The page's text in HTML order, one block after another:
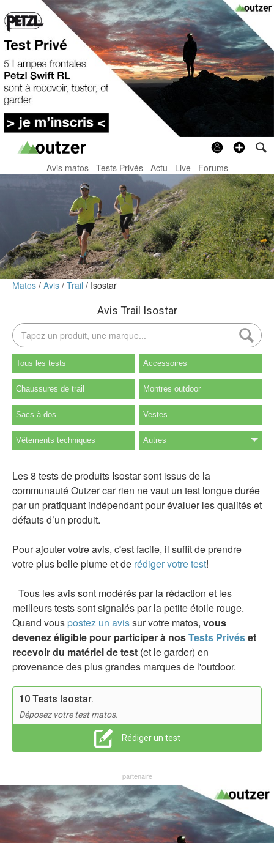
Avis matos Tests Privés Actu Live Forums
Matos Avis Trail Isostar
Avis Trail Isostar
Tous les tests Accessoires
Chaussures de trail Montres outdoor
Sacs à dos Vestes
Vêtements techniques Autres
Les 8 tests de produits Isostar sont issus de la
communauté Outzer car rien ne vaut un test longue durée
par un pratiquant indépendant pour évaluer les qualités et
défauts d’un produit.
Pour ajouter votre avis, c'est facile, il suffit de prendre
votre plus belle plume et de rédiger votre test!
Tous les avis sont modérés par la rédaction et les
meilleurs tests sont signalés par la petite étoile rouge.
Quand vous postez un avissur votre matos, vous
devenez éligible pour participer à nosTests Privéset
recevoir du matériel de test (et le garder) en
provenance des plus grandes marques de l'outdoor.
10 Tests Isostar.
Déposez votre test matos.
Rédiger un test